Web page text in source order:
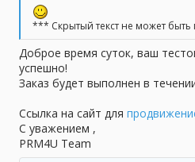
*** Скрытый текст не может
Доброе время суток, ваш
успешно!
Заказ будет выполнен в
Ссылка на сайт для
С уважением ,
PRM4U Team